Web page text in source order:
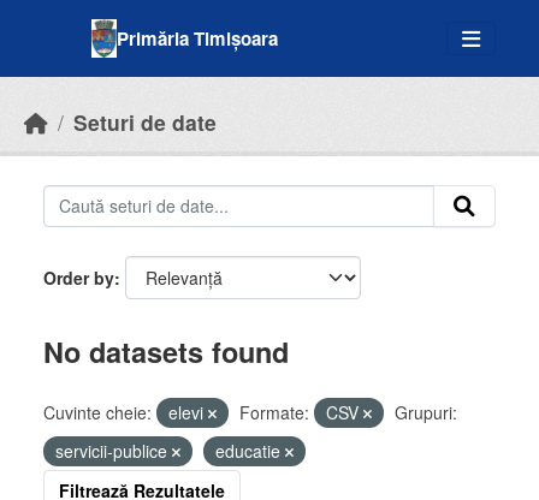
Primăria Timișoara
Seturi de date
Order by
No datasets found
Cuvinte cheie: elevi Formate: CSV
Grupuri:
servicii-publice
educatie
Filtrează Rezultatele